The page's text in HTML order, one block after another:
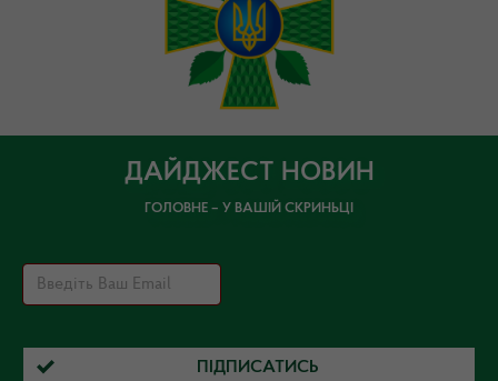
ДАЙДЖЕСТ НОВИН
ГОЛОВНЕ – У ВАШІЙ СКРИНЬЦІ
ПІДПИСАТИСЬ